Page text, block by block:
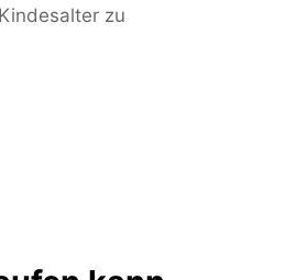
zu